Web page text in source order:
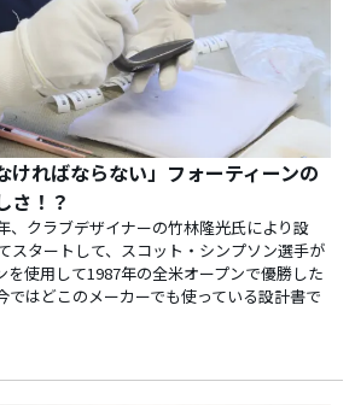
ければならない」フォーティーンの
さ！？
、クラブデザイナーの竹林隆光氏により設
スタートして、スコット・シンプソン選手が
を使用して1987年の全米オープンで優勝した
ではどこのメーカーでも使っている設計書で